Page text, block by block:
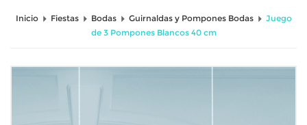
Inicio Fiestas Bodas Guirnaldas y Pompones Bodas
Juego
de 3 Pompones Blancos 40 cm